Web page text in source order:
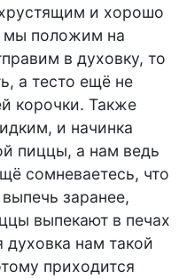
и хорошо
мы положим на
в духовку, то
а тесто ещё не
корочки. Также
и начинка
пиццы, а нам ведь
сомневаетесь, что
заранее,
выпекают в печах
нам такой
приходится